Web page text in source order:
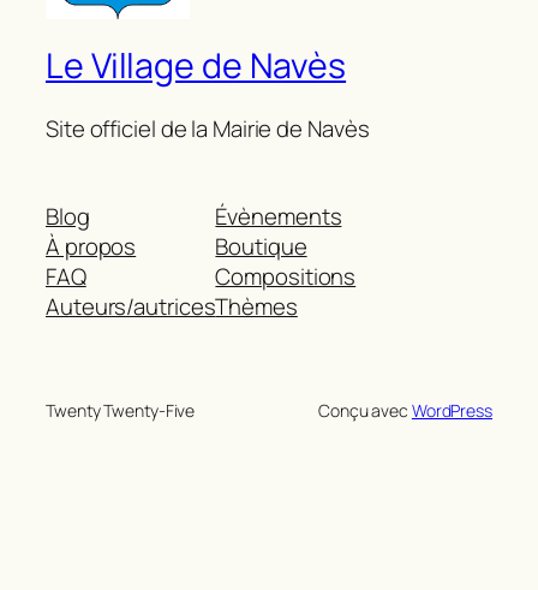
Le Village de Navès
Site officiel de la Mairie de Navès
Blog
À propos
FAQ
Auteurs/autrices
Évènements
Boutique
Compositions
Thèmes
Twenty Twenty-Five Conçu avec WordPress